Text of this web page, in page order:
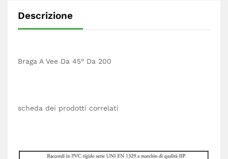
Descrizione
Braga A Vee Da 45° Da 200
scheda dei prodotti correlati